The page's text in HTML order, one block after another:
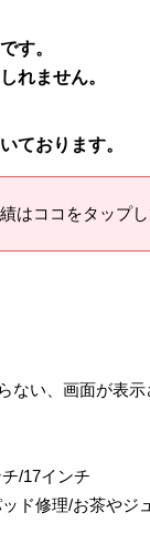
す。
れません。
ております。
はココをタップし
ない、画面が表
/17インチ
ド修理/お茶やジ